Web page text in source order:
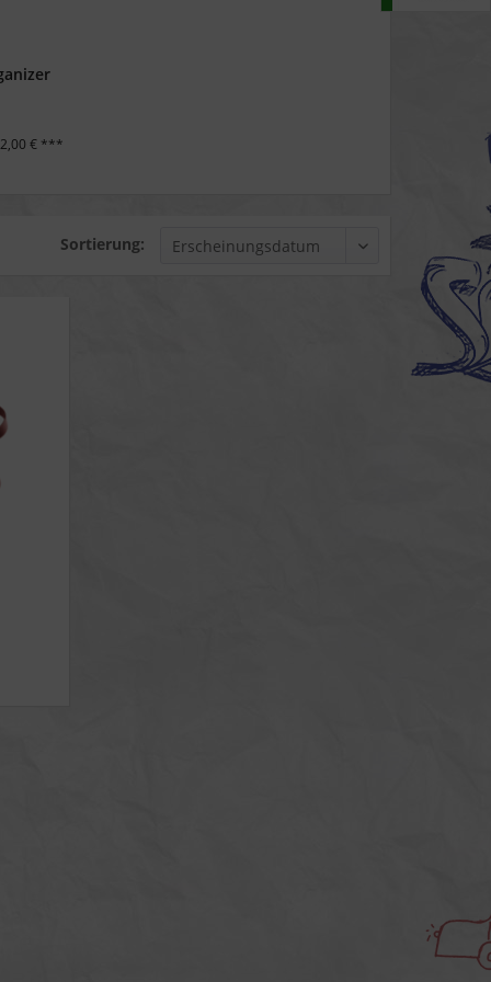
€ ***
Sortierung: